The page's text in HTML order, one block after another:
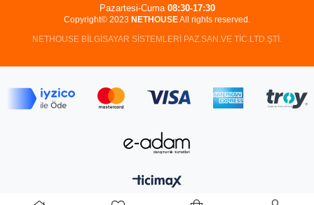
Copyright© 2023 NETHOUSEAll rights reserved.
NETHOUSE BİLGİSAYAR SİSTEMLERİ PAZ.SAN.VE TİC.LTD.ŞTİ.
Pazartesi-Cuma 08:30-17:30